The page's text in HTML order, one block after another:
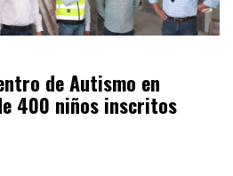
de Autismo en
400 niños inscritos